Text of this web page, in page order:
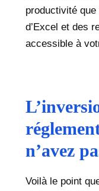
productivité
d’Excel et des
accessible à
n’avez
Voilà le point